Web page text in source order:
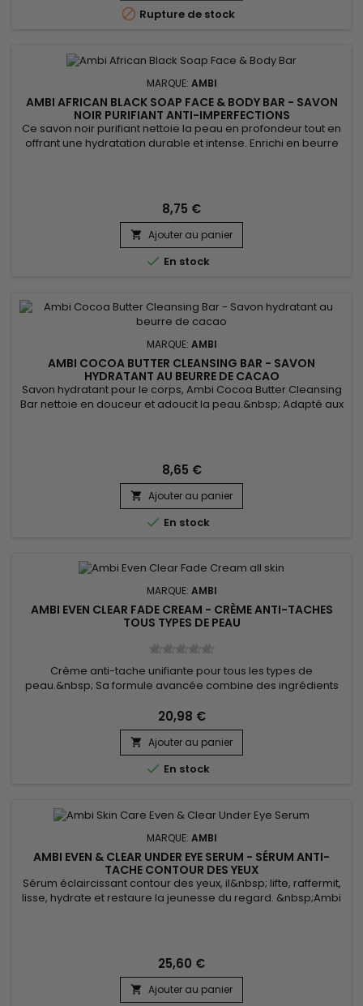
 Rupture de stock
MARQUE: AMBI
AMBI AFRICAN BLACK SOAP FACE & BODY BAR - SAVON
NOIR PURIFIANT ANTI-IMPERFECTIONS
Ce savon noir purifiant nettoie la peau en profondeur tout en
offrant une hydratation durable et intense. Enrichi en beurre
déshydratation. Sa formule douce élimine les impuretés
sans...
8,75 €
 Ajouter au panier
 En stock
MARQUE: AMBI
AMBI COCOA BUTTER CLEANSING BAR - SAVON
HYDRATANT AU BEURRE DE CACAO
Savon hydratant pour le corps, Ambi Cocoa Butter Cleansing
Bar nettoie en douceur et adoucit la peau.&nbsp; Adapté aux
Formulé avec du beurre de cacao, le savon hydratant de
Ambi...
8,65 €
 Ajouter au panier
 En stock
MARQUE: AMBI
AMBI EVEN CLEAR FADE CREAM - CRÈME ANTI-TACHES
TOUS TYPES DE PEAU
Crème anti-tache unifiante pour tous les types de
peau.&nbsp; Sa formule avancée combine des ingrédients
taches sombres et les imperfections.&nbsp; Enrichie en
Gluconolactone et en Niacinamide, Ambi Fade Cream
élimine les cellules mortes de la peau, lisse la texture,
atténue les ridules, uniformise...
20,98 €
 Ajouter au panier
 En stock
MARQUE: AMBI
AMBI EVEN & CLEAR UNDER EYE SERUM - SÉRUM ANTI-
TACHE CONTOUR DES YEUX
Sérum éclaircissant contour des yeux, il&nbsp; lifte, raffermit,
lisse, hydrate et restaure la jeunesse du regard. &nbsp;Ambi
Contour des yeux réduit les ridules, repulpe toutes...
25,60 €
 Ajouter au panier